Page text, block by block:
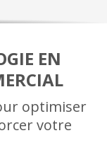
EN
optimiser
votre